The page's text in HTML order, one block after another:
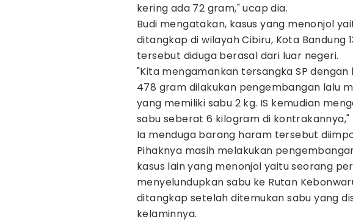
kering ada 72 gram," ucap dia.
Budi mengatakan, kasus yang menonjol
ditangkap di wilayah Cibiru, Kota Bandung
tersebut diduga berasal dari luar negeri.
"Kita mengamankan tersangka SP
478 gram dilakukan pengembangan lalu
yang memiliki sabu 2 kg. IS kemudian
sabu seberat 6 kilogram di kontrakannya,"
Ia menduga barang haram tersebut
Pihaknya masih melakukan
kasus lain yang menonjol yaitu seorang
menyelundupkan sabu ke Rutan
ditangkap setelah ditemukan sabu yang
kelaminnya.